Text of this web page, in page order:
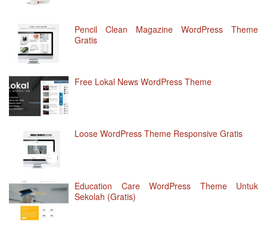
Pencil Clean Magazine WordPress Theme
Gratis
Free Lokal News WordPress Theme
Loose WordPress Theme Responsive Gratis
Education Care WordPress Theme Untuk
Sekolah (Gratis)